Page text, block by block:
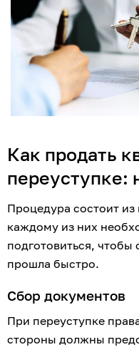
Как продать
переуступке:
Процедура состоит из
каждому из них
подготовиться, чтобы
прошла быстро.
Сбор документов
При переуступке
стороны должны